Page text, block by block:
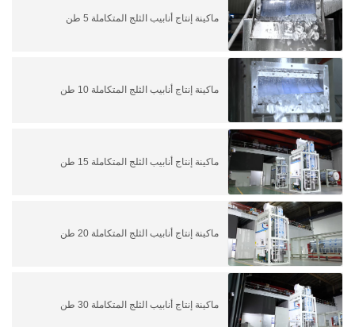
ماكينة إنتاج أنابيب الثلج المتكاملة 5 طن
ماكينة إنتاج أنابيب الثلج المتكاملة 10 طن
ماكينة إنتاج أنابيب الثلج المتكاملة 15 طن
ماكينة إنتاج أنابيب الثلج المتكاملة 20 طن
ماكينة إنتاج أنابيب الثلج المتكاملة 30 طن